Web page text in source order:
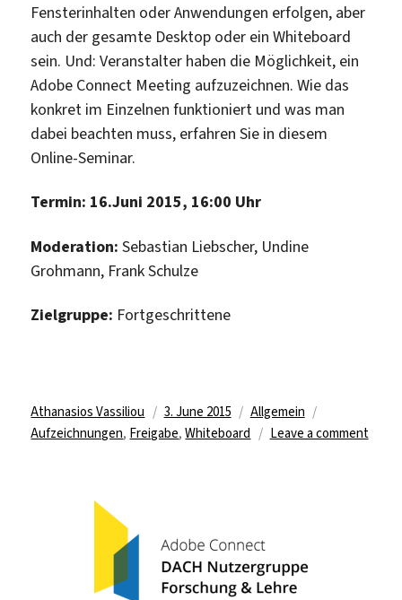
Fensterinhalten oder Anwendungen erfolgen, aber
auch der gesamte Desktop oder ein Whiteboard
sein. Und: Veranstalter haben die Möglichkeit, ein
Adobe Connect Meeting aufzuzeichnen. Wie das
konkret im Einzelnen funktioniert und was man
dabei beachten muss, erfahren Sie in diesem
Online-Seminar.
Termin: 16.Juni 2015, 16:00 Uhr
Moderation: Sebastian Liebscher, Undine
Grohmann, Frank Schulze
Zielgruppe: Fortgeschrittene
Author
Athanasios Vassiliou
Posted
on
3. June 2015 Categories
Allgemein
Aufzeichnungen, Freigabe,Whiteboard Leave a commenton